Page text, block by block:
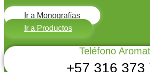
Ir a Monografías
Ir a Productos
Teléfono
+57 316 373